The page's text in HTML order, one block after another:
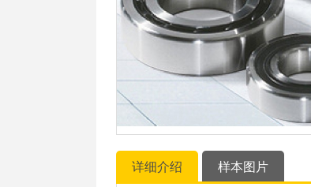
详细介绍 样本图片